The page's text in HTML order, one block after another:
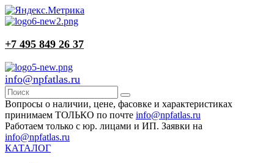
+7 495 849 26 37
info@npfatlas.ru
Вопросы о наличии, цене, фасовке и характеристиках
принимаем ТОЛЬКО по почте info@npfatlas.ru
Работаем только с юр. лицами и ИП. Заявки на
info@npfatlas.ru
КАТАЛОГ